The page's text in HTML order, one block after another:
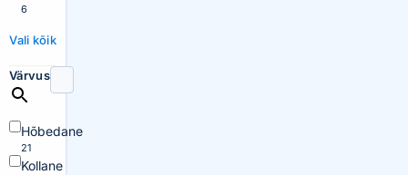
6
Vali kõik
Värvus
Hõbedane
21
Kollane